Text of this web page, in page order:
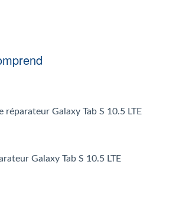
Galaxy Tab S 10.5 LTE
Galaxy Tab S 10.5 LTE